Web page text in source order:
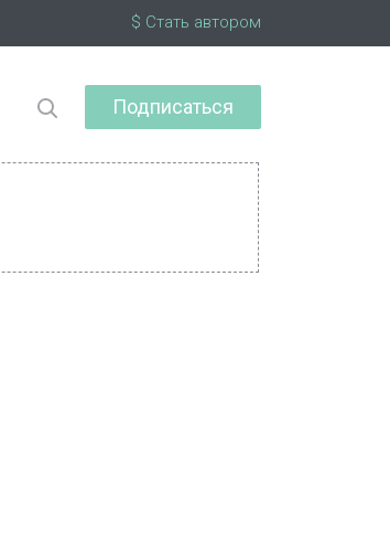
$ Стать автором
Подписаться